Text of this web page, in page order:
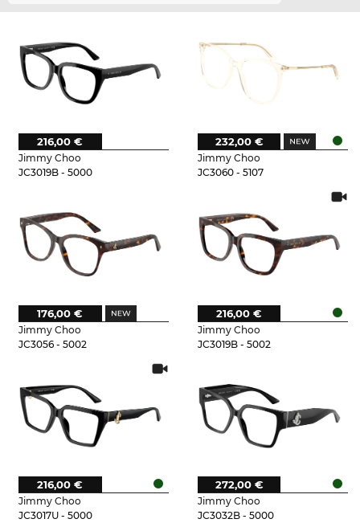
Jimmy Choo
JC3019B - 5000
216,00 €
Jimmy Choo
JC3060 - 5107
232,00 €
Jimmy Choo
JC3056 - 5002
176,00 €
Jimmy Choo
JC3019B - 5002
216,00 €
Jimmy Choo
JC3017U - 5000
216,00 €
Jimmy Choo
JC3032B - 5000
272,00 €